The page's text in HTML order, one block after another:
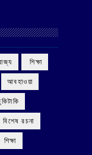
‌ শিক্ষা
আবহাওয়া
বিশেষ রচনা
শিক্ষা